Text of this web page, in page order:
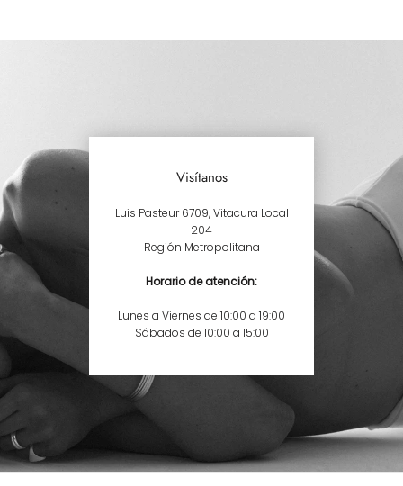
Visítanos
Luis Pasteur 6709, Vitacura Local
204
Región Metropolitana
Horario de atención:
Lunes a Viernes de 10:00 a 19:00
Sábados de 10:00 a 15:00